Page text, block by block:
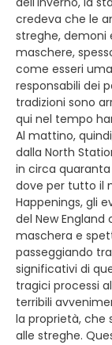
credeva che le
streghe, demoni
maschere,
come esseri
responsabili dei
tradizioni sono
qui nel tempo
Al mattino,
dalla North
in circa
dove per tutto il
Happenings, gli
del New
maschera e
passeggiando
significativi di
tragici processi
terribili
la proprietà, che
alle streghe.